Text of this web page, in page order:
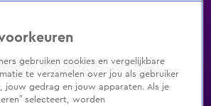
gebruiken cookies en vergelijkbare
te verzamelen over jou als gebruiker
jouw gedrag en jouw apparaten. Als je
selecteert, worden